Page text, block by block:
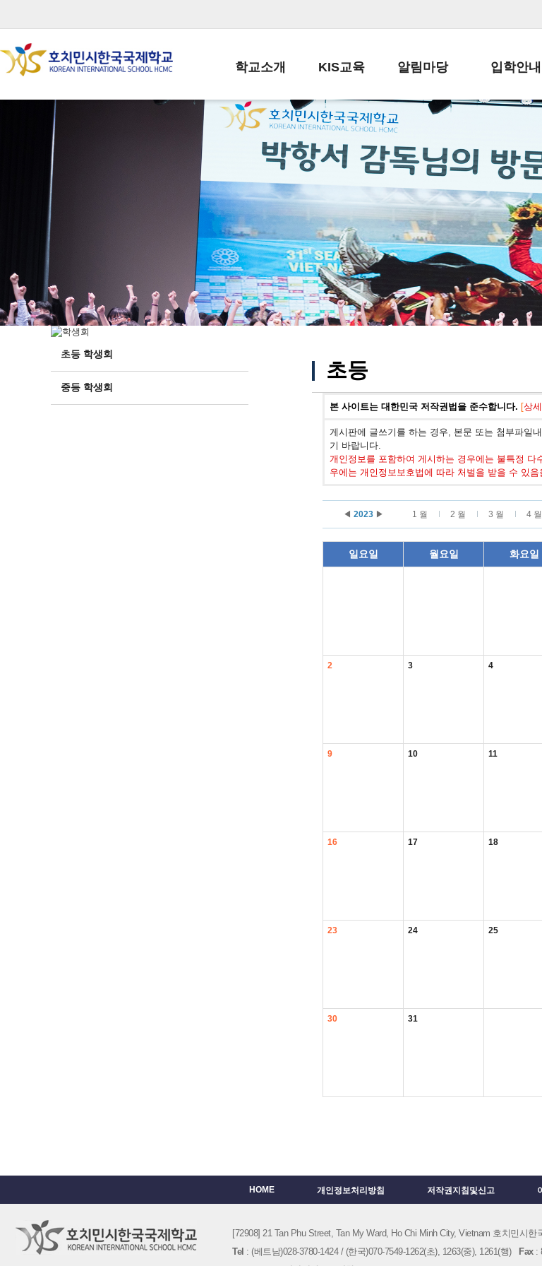
학교소개
학교장인사말
학교상징
학교연혁
교직원현황
학생현황
위치/전화
전경사진
KIS교육
교육목표
학사일정
일과시간표
성과평가자료
알림마당
공지사항
납부금 안내
스쿨버스 운행 안내
급식안내
서식자료실
학부모방
정기고사 기출문제
입학안내
전-편입 서
입학금/수업
교복구입안
초등 학생회
중등 학생회
초등
본 사이트는 대한민국 저작권법을 준수합니다. [상
게시판에 글쓰기를 하는 경우, 본문 또는 첨부파일
기 바랍니다.
개인정보를 포함하여 게시하는 경우에는 불특정
우에는 개인정보보호법에 따라 처벌을 받을 수 있음
◀ 2023 ▶ 1 월 2 월 3 월 4 월
일요일 월요일 화요일
2 3 4
9 10 11
16 17 18
23 24 25
30 31
HOME 개인정보처리방침 저작권지침및신고
[72908] 21 Tan Phu Street, Tan My Ward, Ho Chi Minh City, Vietnam 호치민시한
Tel : (베트남)028-3780-1424 / (한국)070-7549-1262(초), 1263(중), 1261(행) Fax: